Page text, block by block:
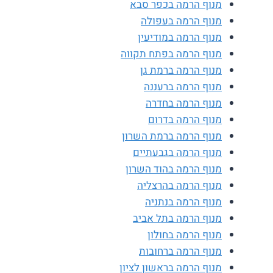
מנוף הרמה בכפר סבא
מנוף הרמה בעפולה
מנוף הרמה במודיעין
מנוף הרמה בפתח תקווה
מנוף הרמה ברמת גן
מנוף הרמה ברעננה
מנוף הרמה בחדרה
מנוף הרמה בדרום
מנוף הרמה ברמת השרון
מנוף הרמה בגבעתיים
מנוף הרמה בהוד השרון
מנוף הרמה בהרצליה
מנוף הרמה בנתניה
מנוף הרמה בתל אביב
מנוף הרמה בחולון
מנוף הרמה ברחובות
מנוף הרמה בראשון לציון